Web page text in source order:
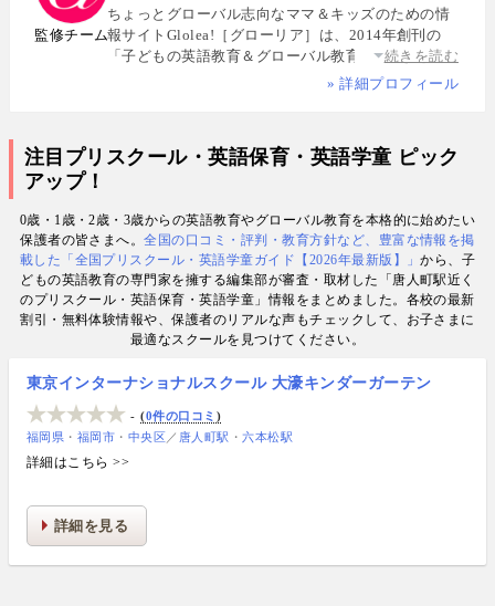
リンガル育児、おうち英語、子どもオンライン英会
話に関する実体験に基づく信頼性の高い情報を発信
している. 著書に『子育てツイッター入門』ほか、日
経、AERA、NewsPicksなどでの寄稿・監修実績多数
監修チーム
ちょっとグローバル志向なママ＆キッズのための情
報サイトGlolea!［グローリア］は、2014年創刊の
「子どもの英語教育＆グローバル教育」に特化した
専門メディア. 英語にはじめて触れるお子様から帰国
800名にグローバル教育を実践した英語学習コーチ.
で子育て中のワーキングママなど多様な専門家が多
数. 日経・AERA with kids・AERA・NewsPicks等の
情報提供・寄稿・監修実績も豊富な“世界と子どもの
未来をつなぐ情報ハブ”です。
続きを読む
» 詳細プロフィール
注目プリスクール・英語保育・英語学童 ピック
アップ！
0歳・1歳・2歳・3歳からの英語教育やグローバル教育を本格的に始めたい
保護者の皆さまへ。全国の口コミ・評判・教育方針など、豊富な情報を掲
載した「全国プリスクール・英語学童ガイド【2026年最新版】」から、子
どもの英語教育の専門家を擁する編集部が審査・取材した「唐人町駅近く
のプリスクール・英語保育・英語学童」情報をまとめました。各校の最新
割引・無料体験情報や、保護者のリアルな声もチェックして、お子さまに
最適なスクールを見つけてください。
東京インターナショナルスクール 大濠キンダーガーテン
-
0件の口コミ
福岡県
福岡市 中央区 ／ 唐人町駅 六本松駅
詳細はこちら >>
詳細を見る